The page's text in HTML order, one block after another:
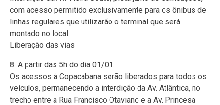
com acesso permitido exclusivamente para os ônibus de
linhas regulares que utilizarão o terminal que será
montado no local.
Liberação das vias
8. A partir das 5h do dia 01/01:
Os acessos à Copacabana serão liberados para todos os
veículos, permanecendo a interdição da Av. Atlântica, no
trecho entre a Rua Francisco Otaviano e a Av. Princesa